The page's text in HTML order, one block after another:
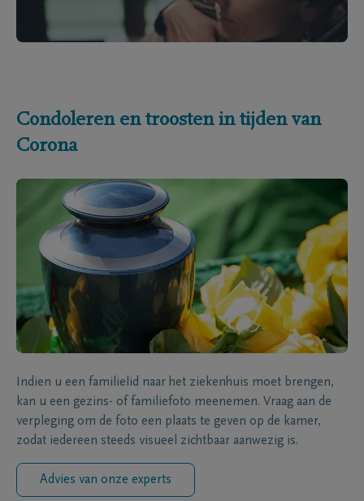
Condoleren en troosten in tijden van
Corona
Indien u een familielid naar het ziekenhuis moet brengen,
kan u een gezins- of familiefoto meenemen. Vraag aan de
verpleging om de foto een plaats te geven op de kamer,
zodat iedereen steeds visueel zichtbaar aanwezig is.
Advies van onze experts